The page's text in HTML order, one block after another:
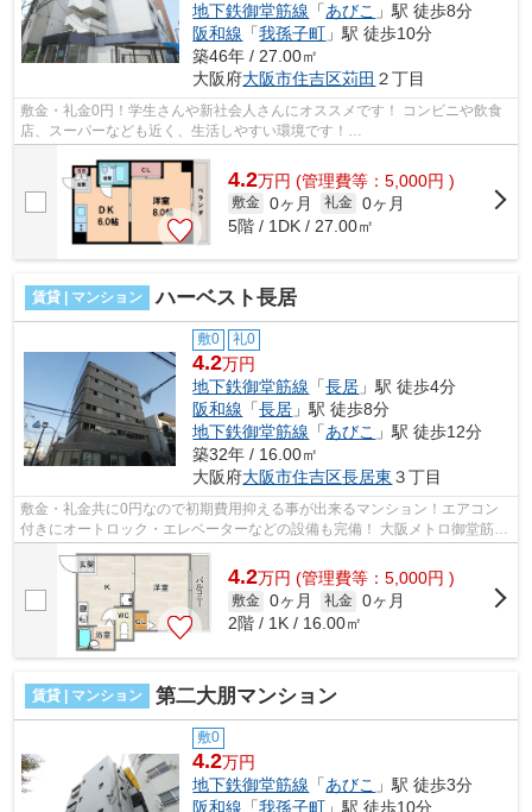
地下鉄御堂筋線 「あびこ 」駅 徒歩8分
阪和線 「我孫子町 」駅 徒歩10分
築46年 / 27.00㎡
大阪府大阪市住吉区苅田 ２丁目
敷金・礼金0円！学生さんや新社会人さんにオススメです！ コンビニや飲食
店、スーパーなども近く、生活しやすい環境です！
4.2万円 (管理費等：5,000円 )
敷金 0ヶ月 礼金 0ヶ月
5階 / 1DK / 27.00㎡
賃貸 | マンション ハーベスト長居
敷0 礼0
4.2万円
地下鉄御堂筋線 「長居 」駅 徒歩4分
阪和線 「長居 」駅 徒歩8分
地下鉄御堂筋線 「あびこ 」駅 徒歩12分
築32年 / 16.00㎡
大阪府大阪市住吉区長居東 ３丁目
敷金・礼金共に0円なので初期費用抑える事が出来るマンション！エアコン
付きにオートロック・エレベーターなどの設備も完備！ 大阪メトロ御堂筋
線・長居駅すぐ近くで交通の便も良いマ...
4.2万円 (管理費等：5,000円 )
敷金 0ヶ月 礼金 0ヶ月
2階 / 1K / 16.00㎡
賃貸 | マンション 第二大朋マンション
敷0
4.2万円
地下鉄御堂筋線 「あびこ 」駅 徒歩3分
阪和線 「我孫子町 」駅 徒歩10分